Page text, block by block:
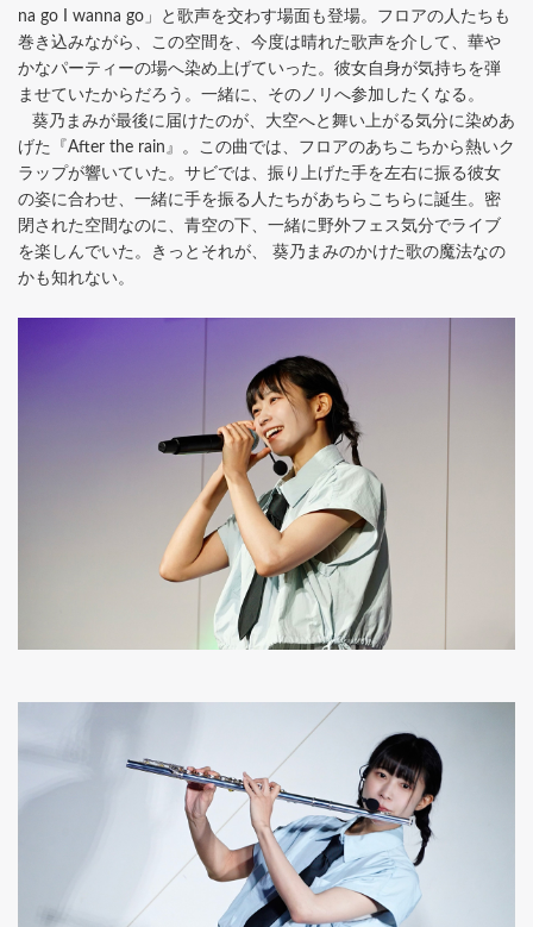
na go I wanna go」と歌声を交わす場面も登場。フロアの人たちも
巻き込みながら、この空間を、今度は晴れた歌声を介して、華や
かなパーティーの場へ染め上げていった。彼女自身が気持ちを弾
ませていたからだろう。一緒に、そのノリへ参加したくなる。
葵乃まみが最後に届けたのが、大空へと舞い上がる気分に染めあ
げた『After the rain』。この曲では、フロアのあちこちから熱いク
ラップが響いていた。サビでは、振り上げた手を左右に振る彼女
の姿に合わせ、一緒に手を振る人たちがあちらこちらに誕生。密
閉された空間なのに、青空の下、一緒に野外フェス気分でライブ
を楽しんでいた。きっとそれが、 葵乃まみのかけた歌の魔法なの
かも知れない。